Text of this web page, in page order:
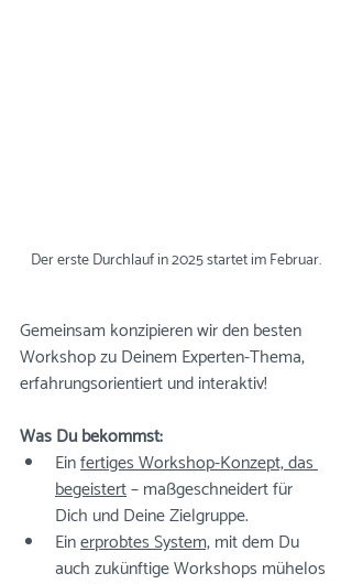
Der erste Durchlauf in 2025 startet im Februar.
Gemeinsam konzipieren wir den besten
Workshop zu Deinem Experten-Thema,
erfahrungsorientiert und interaktiv!
Was Du bekommst:
Ein fertiges Workshop-Konzept, das
begeistert– maßgeschneidert für
Dich und Deine Zielgruppe.
Ein erprobtes System, mit dem Du
auch zukünftige Workshops mühelos